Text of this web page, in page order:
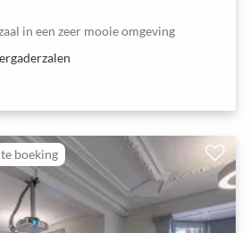
in een zeer mooie omgeving
boeking